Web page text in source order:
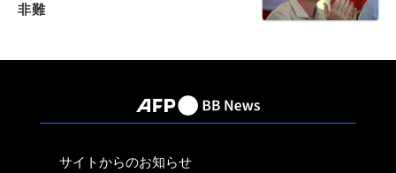
非難
サイトからのお知らせ